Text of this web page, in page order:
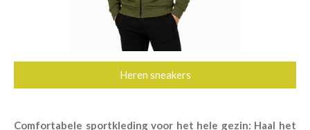
Heren sneakers
Comfortabele sportkleding voor het hele gezin: Haal het